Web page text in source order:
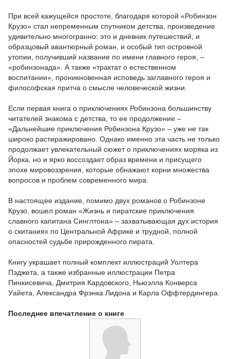
При всей кажущейся простоте, благодаря которой «Робинзон
Крузо» стал непременным спутником детства, произведение
удивительно многогранно: это и дневник путешествий, и
образцовый авантюрный роман, и особый тип островной
утопии, получивший название по имени главного героя, –
«робинзонада». А также «трактат о естественном
воспитании», проникновенная исповедь заглавного героя и
философская притча о смысле человеческой жизни.
Если первая книга о приключениях Робинзона большинству
читателей знакома с детства, то ее продолжение –
«Дальнейшие приключения Робинзона Крузо» – уже не так
широко растиражировано. Однако именно эта часть не только
продолжает увлекательный сюжет о приключениях моряка из
Йорка, но и ярко воссоздает образ времени и присущего
эпохе мировоззрения, которые обнажают корни множества
вопросов и проблем современного мира.
В настоящее издание, помимо двух романов о Робинзоне
Крузо, вошел роман «Жизнь и пиратские приключения
славного капитана Синглтона» – захватывающая дух история
о скитаниях по Центральной Африке и трудной, полной
опасностей судьбе прирожденного пирата.
Книгу украшает полный комплект иллюстраций Уолтера
Пэджета, а также избранные иллюстрации Петра
Пинкисевича, Дмитрия Кардовского, Ньюэлла Конверса
Уайета, Александра Фрэнка Лидона и Карла Оффтердингера.
Последнее впечатление о книге